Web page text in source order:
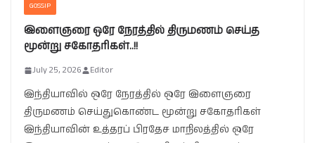
GOSSIP
இளைஞரை ஒரே நேரத்தில் திருமணம் செய்த
மூன்று சகோதரிகள்..!!
July 25, 2026 Editor
இந்தியாவில் ஒரே நேரத்தில் ஒரே இளைஞரை
திருமணம் செய்துகொண்ட மூன்று சகோதரிகள்
இந்தியாவின் உத்தரப் பிரதேச மாநிலத்தில் ஒரே